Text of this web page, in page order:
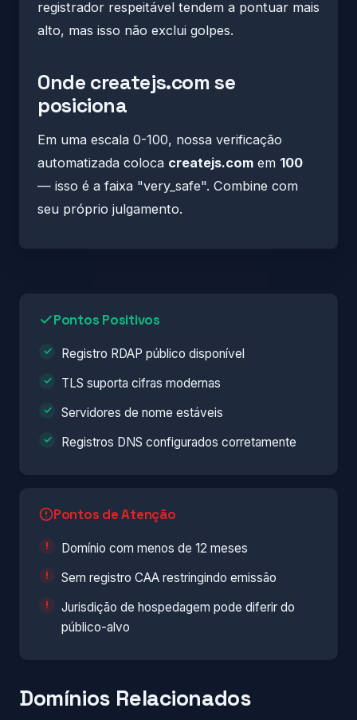
registrador respeitável tendem a pontuar mais
alto, mas isso não exclui golpes.
Onde createjs.com se
posiciona
Em uma escala 0-100, nossa verificação
automatizada coloca createjs.com em 100
— isso é a faixa "very_safe". Combine com
seu próprio julgamento.
Pontos Positivos
Registro RDAP público disponível
TLS suporta cifras modernas
Servidores de nome estáveis
Registros DNS configurados corretamente
Pontos de Atenção
Domínio com menos de 12 meses
Sem registro CAA restringindo emissão
Jurisdição de hospedagem pode diferir do
público-alvo
Domínios Relacionados